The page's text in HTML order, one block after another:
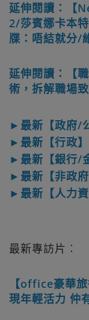
延伸閱讀：【
2/莎賓娜卡本
牒：唔結就分/
延伸閱讀：【
術，拆解職場
►最新【政府/
►最新【行政
►最新【銀行/
►最新【非政
►最新【人力
最新專訪片︰
【office豪華
現年輕活力 仲